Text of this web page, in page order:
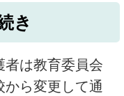
き
者は教育委員会
ら変更して通